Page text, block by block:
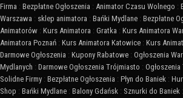
Firma : Bezpłatne Ogłoszenia : Animator Czasu Wolnego :
Warszawa : sklep animatora : Bańki Mydlane : Bezpłatne
Animatorów : Kurs Animatora : Gratka : Kurs Animatora
Animatora Poznań : Kurs Animatora Katowice : Kurs
Darmowe Ogłoszenia : Kupony Rabatowe : Ogłoszenia
Mydlanych : Darmowe Ogłoszenia Trójmiasto :
Solidne Firmy : Bezpłatne Ogłoszenia : Płyn do Baniek :
Shop : Bańki Mydlane : Balony Gdańsk : Sznurki do Baniek :